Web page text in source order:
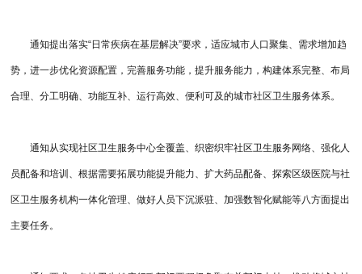
通知提出落实“日常疾病在基层解决”要求，适应城市人口聚集、需求增加趋
势，进一步优化资源配置，完善服务功能，提升服务能力，构建体系完整、布局
合理、分工明确、功能互补、运行高效、便利可及的城市社区卫生服务体系。
通知从实现社区卫生服务中心全覆盖、织密织牢社区卫生服务网络、强化人
员配备和培训、根据需要拓展功能提升能力、扩大药品配备、探索区级医院与社
区卫生服务机构一体化管理、做好人员下沉派驻、加强数智化赋能等八方面提出
主要任务。